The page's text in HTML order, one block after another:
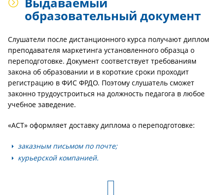
образовательный документ
Слушатели после дистанционного курса получают диплом
преподавателя маркетинга установленного образца о
переподготовке. Документ соответствует требованиям
закона об образовании и в короткие сроки проходит
регистрацию в ФИС ФРДО. Поэтому слушатель сможет
законно трудоустроиться на должность педагога в любое
учебное заведение.
«АСТ» оформляет доставку диплома о переподготовке:
заказным письмом по почте;
курьерской компанией.